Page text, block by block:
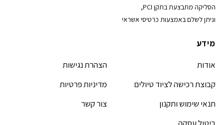
הסליקה מתבצעת בתקן PCI,
וניתן לשלם באמצעות כרטיסי אשראי
מידע
אודות
קבוצת רכישה לציוד טיולים
תנאי שימוש ותקנון
הצהרת נגישות
מדיניות פרטיות
צור קשר